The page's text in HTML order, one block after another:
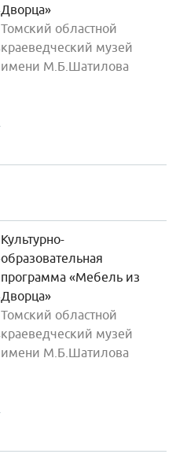
Дворца»
Томский областной
краеведческий музей
имени М.Б.Шатилова
Культурно-
образовательная
программа «Мебель из
Дворца»
Томский областной
краеведческий музей
имени М.Б.Шатилова